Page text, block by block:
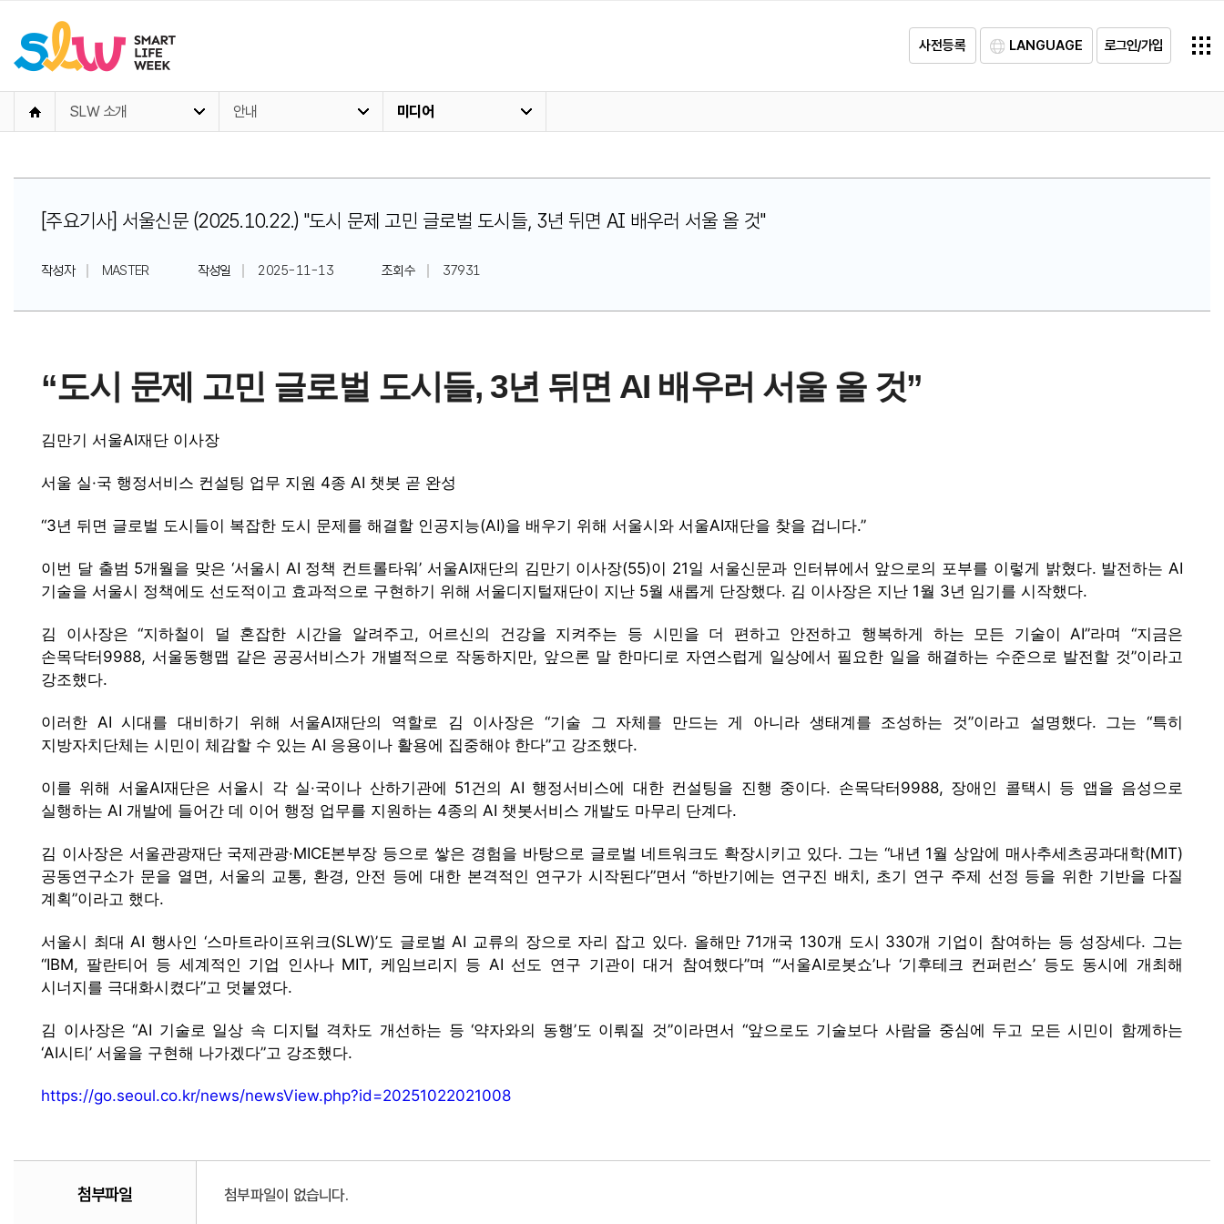
사전등록 LANGUAGE 로그인/가입
SLW 소개 안내 미디어
[주요기사] 서울신문 (2025.10.22.) "도시 문제 고민 글로벌 도시들, 3년 뒤면 AI 배우러 서울 올 것"
작성자 MASTER 작성일 2025-11-13 조회수 37931
“도시 문제 고민 글로벌 도시들, 3년 뒤면 AI 배우러 서울 올 것”
김만기 서울AI재단 이사장
서울 실·국 행정서비스 컨설팅 업무 지원 4종 AI 챗봇 곧 완성
“3년 뒤면 글로벌 도시들이 복잡한 도시 문제를 해결할 인공지능(AI)을 배우기 위해 서울시와 서울AI재단을 찾을 겁니다.”
이번 달 출범 5개월을 맞은 ‘서울시 AI 정책 컨트롤타워’ 서울AI재단의 김만기 이사장(55)이 21일 서울신문과 인터뷰에서 앞으로의 포부를 이렇게 밝혔다. 발전하는 AI
기술을 서울시 정책에도 선도적이고 효과적으로 구현하기 위해 서울디지털재단이 지난 5월 새롭게 단장했다. 김 이사장은 지난 1월 3년 임기를 시작했다.
김 이사장은 “지하철이 덜 혼잡한 시간을 알려주고, 어르신의 건강을 지켜주는 등 시민을 더 편하고 안전하고 행복하게 하는 모든 기술이 AI”라며 “지금은
손목닥터9988, 서울동행맵 같은 공공서비스가 개별적으로 작동하지만, 앞으론 말 한마디로 자연스럽게 일상에서 필요한 일을 해결하는 수준으로 발전할 것”이라고
강조했다.
이러한 AI 시대를 대비하기 위해 서울AI재단의 역할로 김 이사장은 “기술 그 자체를 만드는 게 아니라 생태계를 조성하는 것”이라고 설명했다. 그는 “특히
지방자치단체는 시민이 체감할 수 있는 AI 응용이나 활용에 집중해야 한다”고 강조했다.
이를 위해 서울AI재단은 서울시 각 실·국이나 산하기관에 51건의 AI 행정서비스에 대한 컨설팅을 진행 중이다. 손목닥터9988, 장애인 콜택시 등 앱을 음성으로
실행하는 AI 개발에 들어간 데 이어 행정 업무를 지원하는 4종의 AI 챗봇서비스 개발도 마무리 단계다.
김 이사장은 서울관광재단 국제관광·MICE본부장 등으로 쌓은 경험을 바탕으로 글로벌 네트워크도 확장시키고 있다. 그는 “내년 1월 상암에 매사추세츠공과대학(MIT)
공동연구소가 문을 열면, 서울의 교통, 환경, 안전 등에 대한 본격적인 연구가 시작된다”면서 “하반기에는 연구진 배치, 초기 연구 주제 선정 등을 위한 기반을 다질
계획”이라고 했다.
서울시 최대 AI 행사인 ‘스마트라이프위크(SLW)’도 글로벌 AI 교류의 장으로 자리 잡고 있다. 올해만 71개국 130개 도시 330개 기업이 참여하는 등 성장세다. 그는
“IBM, 팔란티어 등 세계적인 기업 인사나 MIT, 케임브리지 등 AI 선도 연구 기관이 대거 참여했다”며 “‘서울AI로봇쇼’나 ‘기후테크 컨퍼런스’ 등도 동시에 개최해
시너지를 극대화시켰다”고 덧붙였다.
김 이사장은 “AI 기술로 일상 속 디지털 격차도 개선하는 등 ‘약자와의 동행’도 이뤄질 것”이라면서 “앞으로도 기술보다 사람을 중심에 두고 모든 시민이 함께하는
‘AI시티’ 서울을 구현해 나가겠다”고 강조했다.
https://go.seoul.co.kr/news/newsView.php?id=20251022021008
첨부파일 첨부파일이 없습니다.